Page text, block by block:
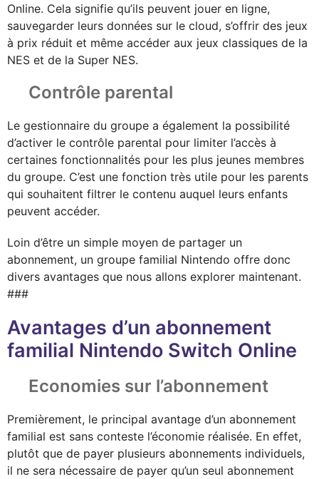
Online. Cela signifie qu’ils peuvent jouer en ligne,
sauvegarder leurs données sur le cloud, s’offrir des jeux
à prix réduit et même accéder aux jeux classiques de la
NES et de la Super NES.
Contrôle parental
Le gestionnaire du groupe a également la possibilité
d’activer le contrôle parental pour limiter l’accès à
certaines fonctionnalités pour les plus jeunes membres
du groupe. C’est une fonction très utile pour les parents
qui souhaitent filtrer le contenu auquel leurs enfants
peuvent accéder.
Loin d’être un simple moyen de partager un
abonnement, un groupe familial Nintendo offre donc
divers avantages que nous allons explorer maintenant.
###
Avantages d’un abonnement
familial Nintendo Switch Online
Economies sur l’abonnement
Premièrement, le principal avantage d’un abonnement
familial est sans conteste l’économie réalisée. En effet,
plutôt que de payer plusieurs abonnements individuels,
il ne sera nécessaire de payer qu’un seul abonnement